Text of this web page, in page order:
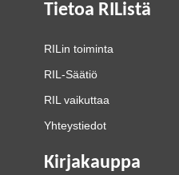
Tietoa RIListä
RILin toiminta
RIL-Säätiö
RIL vaikuttaa
Yhteystiedot
Kirjakauppa